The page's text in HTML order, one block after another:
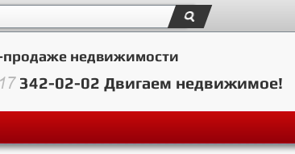
продаже недвижимости
342-02-02 Двигаем недвижимое!